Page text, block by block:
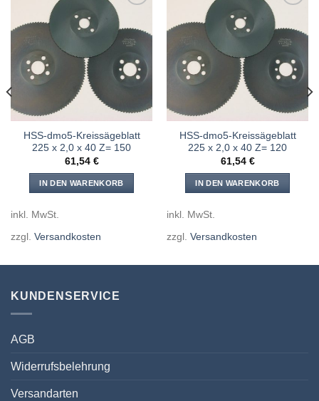
Meine
hinzufügen
HSS-dmo5-Kreissägeblatt
225 x 2,0 x 40 Z= 150
61,54 €
IN DEN WARENKORB
inkl. MwSt.
zzgl. Versandkosten
Meine
hinzufügen
HSS-dmo5-Kreissägeblatt
225 x 2,0 x 40 Z= 120
61,54 €
IN DEN WARENKORB
inkl. MwSt.
zzgl. Versandkosten
KUNDENSERVICE
AGB
Widerrufsbelehrung
Versandarten